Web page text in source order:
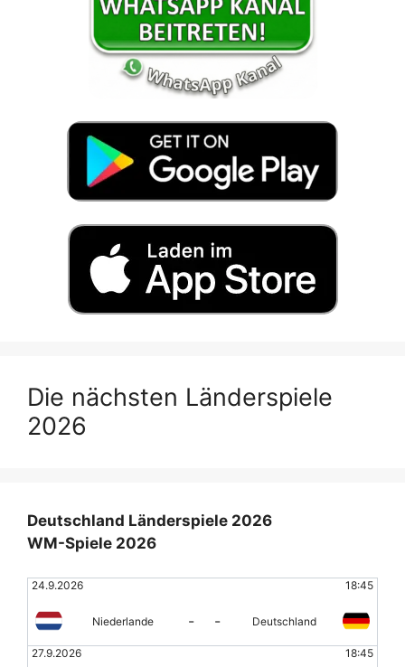
Die nächsten Länderspiele
2026
Deutschland Länderspiele 2026
WM-Spiele 2026
24.9.2026 18:45
Niederlande - - Deutschland
27.9.2026 18:45